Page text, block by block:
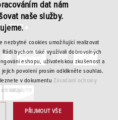
dat nám
naše služby.
nezbytné cookies umožňující realizovat
bychom také využívali dobrovolných
eshopu, uživatelskou zkušenost a
povolení prosím odklikněte souhlas.
v dokumentuZásadami ochrany
údajů.
PŘIJMOUT VŠE